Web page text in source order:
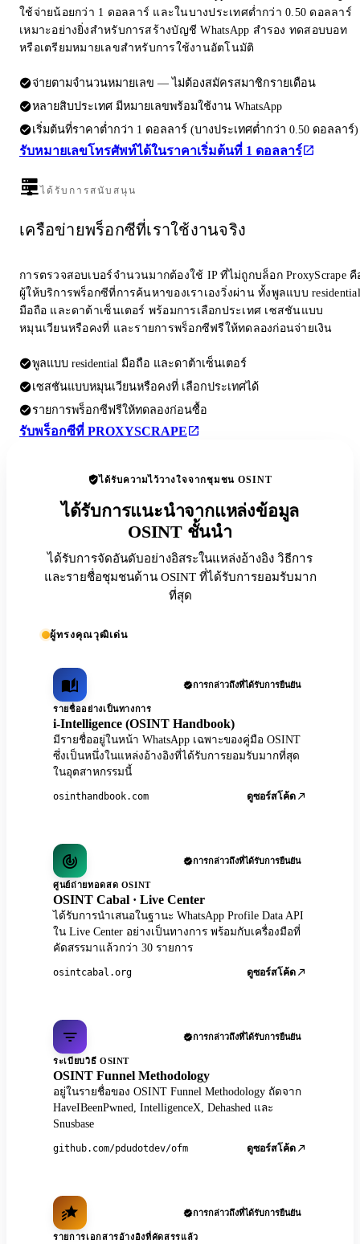
ใช้จ่ายน้อยกว่า 1 ดอลลาร์ และในบางประเทศต่ำกว่า 0.50 ดอลลาร์
เหมาะอย่างยิ่งสำหรับการสร้างบัญชี WhatsApp สำรอง ทดสอบบอท
หรือเตรียมหมายเลขสำหรับการใช้งานอัตโนมัติ
จ่ายตามจำนวนหมายเลข — ไม่ต้องสมัครสมาชิกรายเดือน
หลายสิบประเทศ มีหมายเลขพร้อมใช้งาน WhatsApp
เริ่มต้นที่ราคาต่ำกว่า 1 ดอลลาร์ (บางประเทศต่ำกว่า 0.50 ดอลลาร์)
รับหมายเลขโทรศัพท์ได้ในราคาเริ่มต้นที่ 1 ดอลลาร์
ได้รับการสนับสนุน
เครือข่ายพร็อกซีที่เราใช้งานจริง
การตรวจสอบเบอร์จำนวนมากต้องใช้ IP ที่ไม่ถูกบล็อก ProxyScrape คื
ผู้ให้บริการพร็อกซีที่การค้นหาของเราเองวิ่งผ่าน ทั้งพูลแบบ residential
มือถือ และดาต้าเซ็นเตอร์ พร้อมการเลือกประเทศ เซสชันแบบ
หมุนเวียนหรือคงที่ และรายการพร็อกซีฟรีให้ทดลองก่อนจ่ายเงิน
พูลแบบ residential มือถือ และดาต้าเซ็นเตอร์
เซสชันแบบหมุนเวียนหรือคงที่ เลือกประเทศได้
รายการพร็อกซีฟรีให้ทดลองก่อนซื้อ
รับพร็อกซีที่ PROXYSCRAPE
ได้รับความไว้วางใจจากชุมชน OSINT
ได้รับการแนะนำจากแหล่งข้อมูล
OSINT ชั้นนำ
ได้รับการจัดอันดับอย่างอิสระในแหล่งอ้างอิง วิธีการ
และรายชื่อชุมชนด้าน OSINT ที่ได้รับการยอมรับมาก
ที่สุด
ผู้ทรงคุณวุฒิเด่น
การกล่าวถึงที่ได้รับการยืนยัน
รายชื่ออย่างเป็นทางการ
i-Intelligence (OSINT Handbook)
มีรายชื่ออยู่ในหน้า WhatsApp เฉพาะของคู่มือ OSINT
ซึ่งเป็นหนึ่งในแหล่งอ้างอิงที่ได้รับการยอมรับมากที่สุด
ในอุตสาหกรรมนี้
osinthandbook.com ดูซอร์สโค้ด
การกล่าวถึงที่ได้รับการยืนยัน
ศูนย์ถ่ายทอดสด OSINT
OSINT Cabal · Live Center
ได้รับการนำเสนอในฐานะ WhatsApp Profile Data API
ใน Live Center อย่างเป็นทางการ พร้อมกับเครื่องมือที่
คัดสรรมาแล้วกว่า 30 รายการ
osintcabal.org ดูซอร์สโค้ด
การกล่าวถึงที่ได้รับการยืนยัน
ระเบียบวิธี OSINT
OSINT Funnel Methodology
อยู่ในรายชื่อของ OSINT Funnel Methodology ถัดจาก
HaveIBeenPwned, IntelligenceX, Dehashed และ
Snusbase
github.com/pdudotdev/ofm ดูซอร์สโค้ด
การกล่าวถึงที่ได้รับการยืนยัน
รายการเอกสารอ้างอิงที่คัดสรรแล้ว